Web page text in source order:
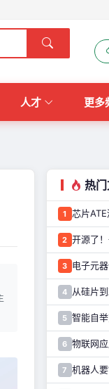
人才 更多
热
1 芯片
2
3
4
5
6
7 机器人